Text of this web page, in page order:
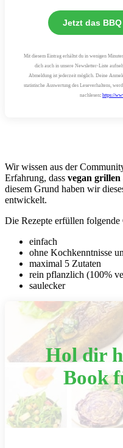
Jetzt das
Mit diesem Eintrag erhältst du in wenigen
dich auch in unsere Newsletter-Liste
Abmeldung ist jederzeit möglich. Deine
statistische Auswertung des Leseverhaltens,
nachlesen: https://
Wir wissen aus der
Erfahrung, dass vegan
diesem Grund haben wir
entwickelt.
Die Rezepte erfüllen
einfach
ohne Kochkenntnisse
maximal 5 Zutaten
rein pflanzlich (100%
saulecker
Hol dir
Book